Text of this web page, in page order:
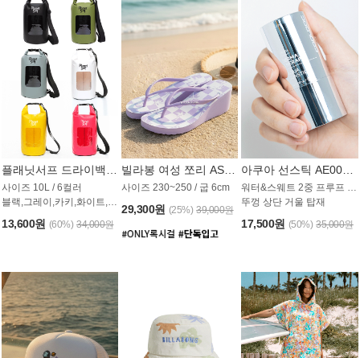
사이즈 10L / 6컬러
블랙,그레이,카키,화이트,옐로우,핑크
13,600원 (60%) 34,000원
사이즈 230~250 / 굽 6cm
29,300원 (25%) 39,000원
워터&스웨트 2중 프루프 / SPF 50+
뚜껑 상단 거울 탑재
17,500원 (50%) 35,000원